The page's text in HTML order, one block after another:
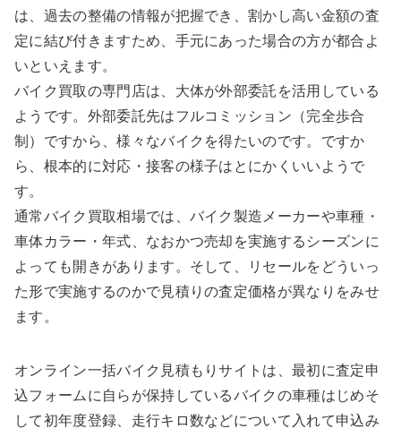
は、過去の整備の情報が把握でき、割かし高い金額の査
定に結び付きますため、手元にあった場合の方が都合よ
いといえます。
バイク買取の専門店は、大体が外部委託を活用している
ようです。外部委託先はフルコミッション（完全歩合
制）ですから、様々なバイクを得たいのです。ですか
ら、根本的に対応・接客の様子はとにかくいいようで
す。
通常バイク買取相場では、バイク製造メーカーや車種・
車体カラー・年式、なおかつ売却を実施するシーズンに
よっても開きがあります。そして、リセールをどういっ
た形で実施するのかで見積りの査定価格が異なりをみせ
ます。
オンライン一括バイク見積もりサイトは、最初に査定申
込フォームに自らが保持しているバイクの車種はじめそ
して初年度登録、走行キロ数などについて入れて申込み